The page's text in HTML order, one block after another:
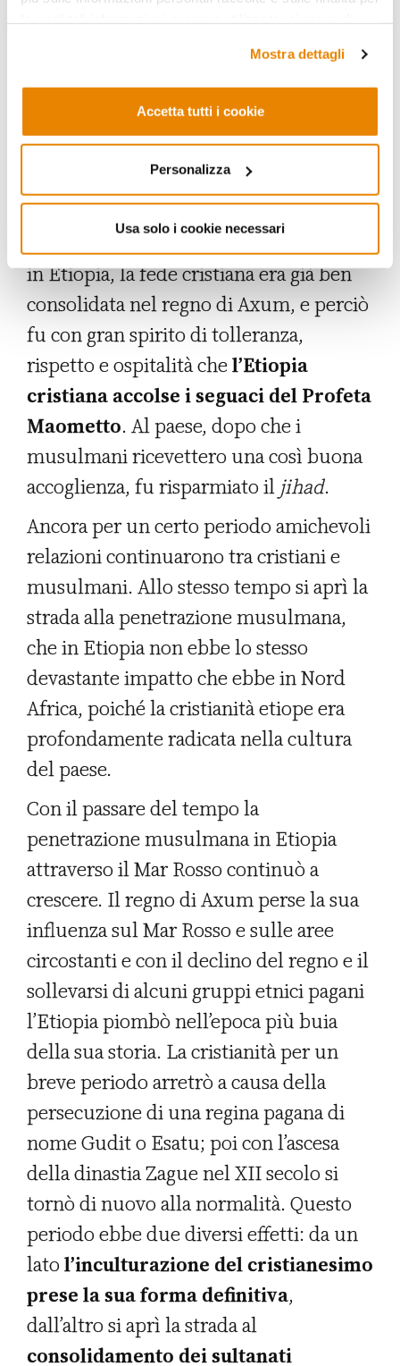
Mostra dettagli
Accetta tutti i cookie
Personalizza
Usa solo i cookie necessari
del VI secolo una spedizione militare in
Yemen per difendere la causa dei
cristiani perseguitati.Il Profeta
doveva essere a conoscenza
della cultura e tradizione etiope
suggerì ai suoi seguaci di
cercar rifugio in Etiopia.
in Etiopia, la fede cristiana era già ben
consolidata nel regno di Axum, e perciò
fu con gran spirito di tolleranza,
rispetto e ospitalità chel’Etiopia
cristiana accolse i seguaci del Profeta
Maometto. Al paese, dopo che i
musulmani ricevettero una così buona
accoglienza, fu risparmiato il jihad.
Ancora per un certo periodo amichevoli
relazioni continuarono tra cristiani e
musulmani. Allo stesso tempo si aprì la
strada alla penetrazione musulmana,
che in Etiopia non ebbe lo stesso
devastante impatto che ebbe in Nord
Africa, poiché la cristianità etiope era
profondamente radicata nella cultura
del paese.
Con il passare del tempo la
penetrazione musulmana in Etiopia
attraverso il Mar Rosso continuò a
crescere. Il regno di Axum perse la sua
influenza sul Mar Rosso e sulle aree
circostanti e con il declino del regno e il
sollevarsi di alcuni gruppi etnici pagani
l’Etiopia piombò nell’epoca più buia
della sua storia. La cristianità per un
breve periodo arretrò a causa della
persecuzione di una regina pagana di
nome Gudit o Esatu; poi con l’ascesa
della dinastia Zague nel XII secolo si
tornò di nuovo alla normalità. Questo
periodo ebbe due diversi effetti: da un
latol’inculturazione del cristianesimo
prese la sua forma definitiva,
dall’altro si aprì la strada al
consolidamento dei sultanati